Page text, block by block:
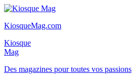
KiosqueMag.com
Kiosque
Mag
Des magazines pour toutes vos passions